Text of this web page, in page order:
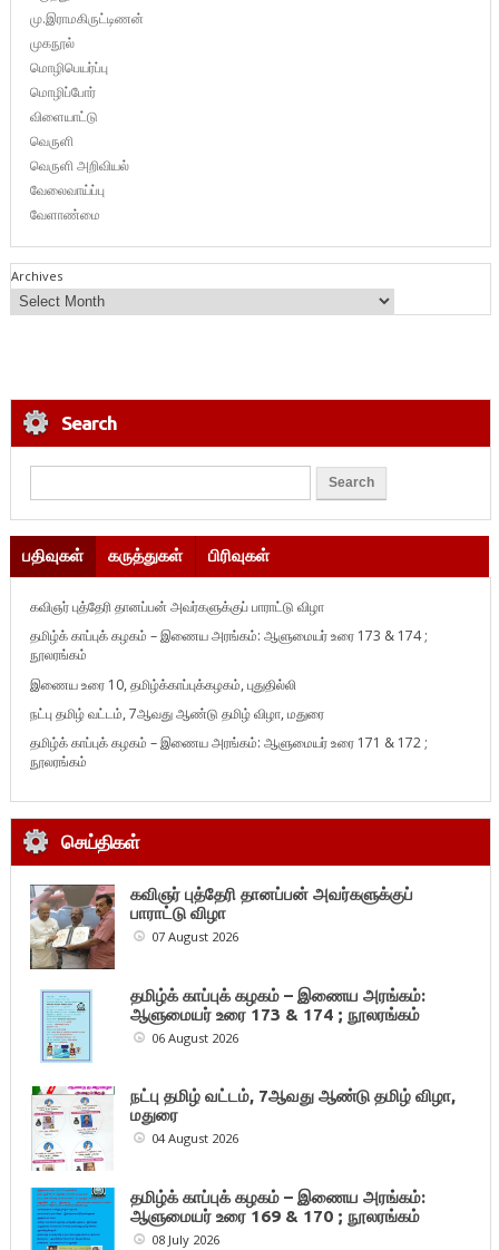
மு.இராமகிருட்டிணன்
முகநூல்
மொழிபெயர்ப்பு
மொழிப்போர்
விளையாட்டு
வெருளி
வெருளி அறிவியல்
வேலைவாய்ப்பு
வேளாண்மை
Archives
Search
பதிவுகள் கருத்துகள் பிரிவுகள்
கவிஞர் புத்தேரி தானப்பன் அவர்களுக்குப் பாராட்டு விழா
தமிழ்க் காப்புக் கழகம் – இணைய அரங்கம்: ஆளுமையர் உரை 173 & 174 ;
நூலரங்கம்
இணைய உரை 10, தமிழ்க்காப்புக்கழகம், புதுதில்லி
நட்பு தமிழ் வட்டம், 7ஆவது ஆண்டு தமிழ் விழா, மதுரை
தமிழ்க் காப்புக் கழகம் – இணைய அரங்கம்: ஆளுமையர் உரை 171 & 172 ;
நூலரங்கம்
செய்திகள்
கவிஞர் புத்தேரி தானப்பன் அவர்களுக்குப்
பாராட்டு விழா
07 August 2026
தமிழ்க் காப்புக் கழகம் – இணைய அரங்கம்:
ஆளுமையர் உரை 173 & 174 ; நூலரங்கம்
06 August 2026
நட்பு தமிழ் வட்டம், 7ஆவது ஆண்டு தமிழ் விழா,
மதுரை
04 August 2026
தமிழ்க் காப்புக் கழகம் – இணைய அரங்கம்:
ஆளுமையர் உரை 169 & 170 ; நூலரங்கம்
08 July 2026